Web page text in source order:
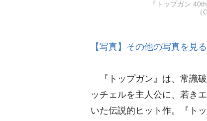
『トップガン
【写真】その他の写真を見る
『トップガン』は、常識破
ッチェルを主人公に、若き
いた伝説的ヒット作。『ト